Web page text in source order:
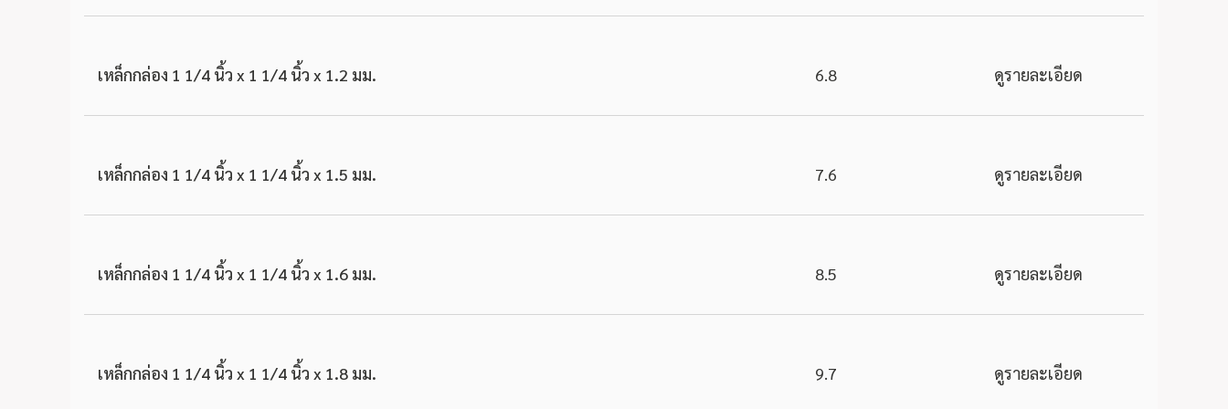
เหล็กกล่อง 1 1/4 นิ้ว x 1 1/4 นิ้ว x 1.2 มม. 6.8 ดูรายละเอียด
เหล็กกล่อง 1 1/4 นิ้ว x 1 1/4 นิ้ว x 1.5 มม. 7.6 ดูรายละเอียด
เหล็กกล่อง 1 1/4 นิ้ว x 1 1/4 นิ้ว x 1.6 มม. 8.5 ดูรายละเอียด
เหล็กกล่อง 1 1/4 นิ้ว x 1 1/4 นิ้ว x 1.8 มม. 9.7 ดูรายละเอียด